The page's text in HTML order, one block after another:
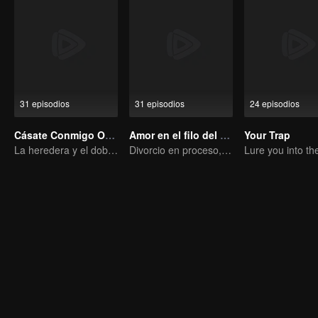
31 episodios
Cásate Conmigo Otra Vez
La heredera y el doble de su difunto marido
31 episodios
Amor en el filo del divorcio
Divorcio en proceso, el corazón se conmueve en el momento justo
24 episodios
Your Trap